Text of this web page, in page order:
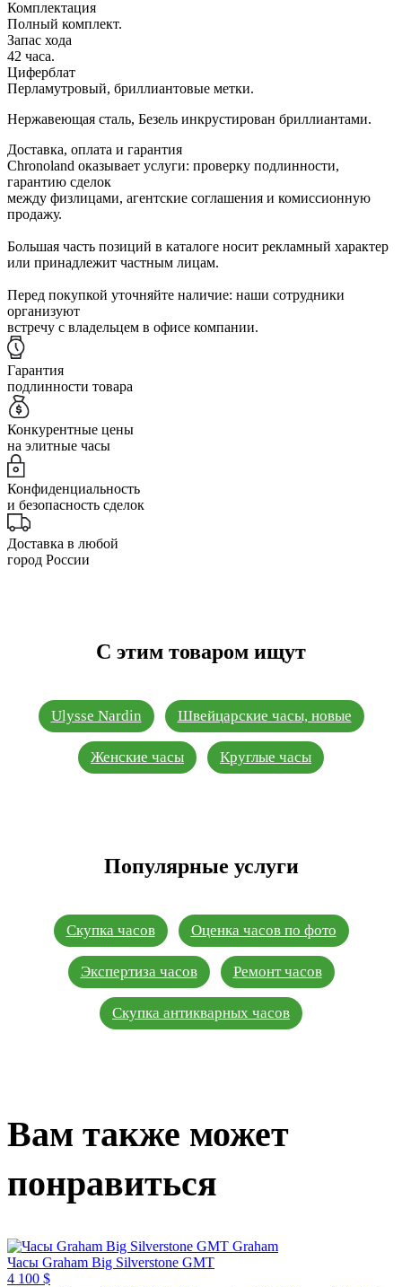
Комплектация
Полный комплект.
Запас хода
42 часа.
Циферблат
Перламутровый, бриллиантовые метки.
Нержавеющая сталь, Безель инкрустирован бриллиантами.
Доставка, оплата и гарантия
Chronoland оказывает услуги: проверку подлинности,
гарантию сделок
между физлицами, агентские соглашения и комиссионную
продажу.
Большая часть позиций в каталоге носит рекламный характер
или принадлежит частным лицам.
Перед покупкой уточняйте наличие: наши сотрудники
организуют
встречу с владельцем в офисе компании.
Гарантия
подлинности товара
Конкурентные цены
на элитные часы
Конфиденциальность
и безопасность сделок
Доставка в любой
город России
С этим товаром ищут
Ulysse Nardin Швейцарские часы, новые
Женские часы Круглые часы
Популярные услуги
Скупка часов Оценка часов по фото
Экспертиза часов Ремонт часов
Скупка антикварных часов
Вам также может
понравиться
Graham
Часы Graham Big Silverstone GMT
4 100 $